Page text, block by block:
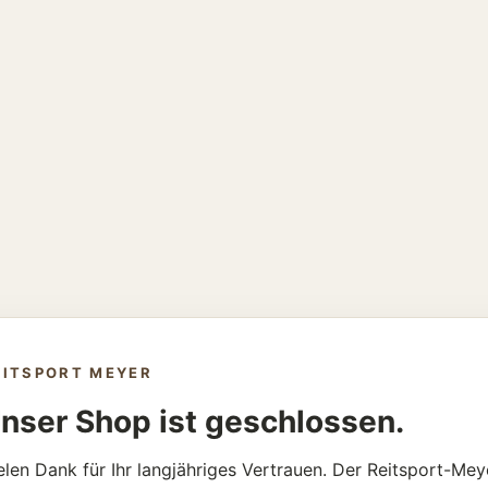
MEYER
Shop ist geschlossen.
Dank für Ihr langjähriges Vertrauen. Der Reitsport-